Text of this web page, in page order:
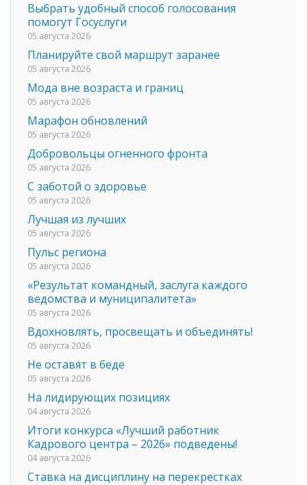
Выбрать удобный способ голосования
помогут Госуслуги
05 августа 2026
Планируйте свой маршрут заранее
05 августа 2026
Мода вне возраста и границ
05 августа 2026
Марафон обновлений
05 августа 2026
Добровольцы огненного фронта
05 августа 2026
С заботой о здоровье
05 августа 2026
Лучшая из лучших
05 августа 2026
Пульс региона
05 августа 2026
«Результат командный, заслуга каждого
ведомства и муниципалитета»
05 августа 2026
Вдохновлять, просвещать и объединять!
05 августа 2026
Не оставят в беде
05 августа 2026
На лидирующих позициях
04 августа 2026
Итоги конкурса «Лучший работник
Кадрового центра – 2026» подведены!
04 августа 2026
Ставка на дисциплину на перекрестках